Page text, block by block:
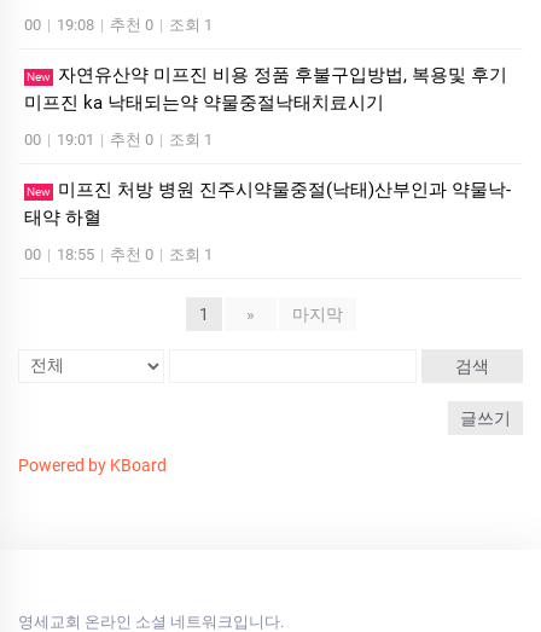
00 | 19:08 | 추천 0 | 조회 1
New
자연유산약 미프진 비용 정품 후불구입방법, 복용및 후기
미프진 ka 낙태되는약 약물중절낙태치료시기
00 | 19:01 | 추천 0 | 조회 1
New
미프진 처방 병원 진주시약물중절(낙태)산부인과 약물낙­
태약 하혈
00 | 18:55 | 추천 0 | 조회 1
1 » 마지막
검색
글쓰기
Powered by KBoard
영세교회 온라인 소셜 네트워크입니다.